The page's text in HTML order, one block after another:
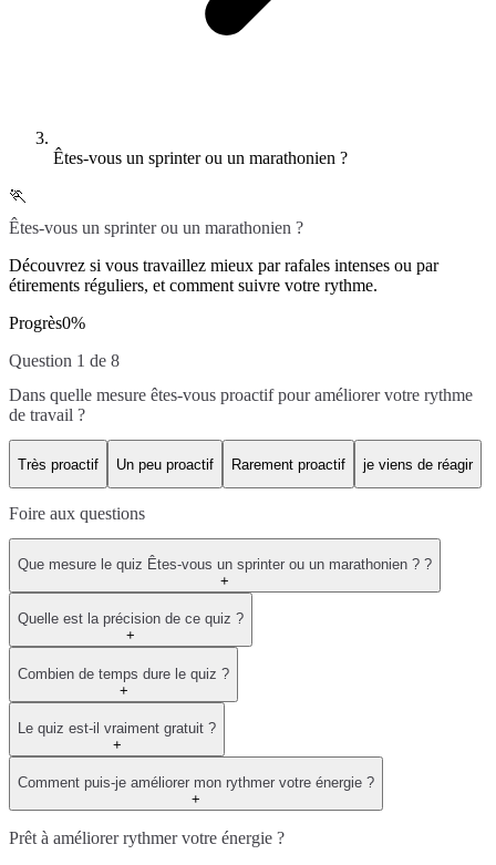
Êtes-vous un sprinter ou un marathonien ?
🏃
Êtes-vous un sprinter ou un marathonien ?
Découvrez si vous travaillez mieux par rafales intenses ou par
étirements réguliers, et comment suivre votre rythme.
Progrès0%
Question 1 de 8
Dans quelle mesure êtes-vous proactif pour améliorer votre rythme
de travail ?
Très proactif Un peu proactif Rarement proactif je viens de réagir
Foire aux questions
Que mesure le quiz Êtes-vous un sprinter ou un marathonien ? ?
+
Quelle est la précision de ce quiz ?
+
Combien de temps dure le quiz ?
+
Le quiz est-il vraiment gratuit ?
+
Comment puis-je améliorer mon rythmer votre énergie ?
+
Prêt à améliorer rythmer votre énergie ?